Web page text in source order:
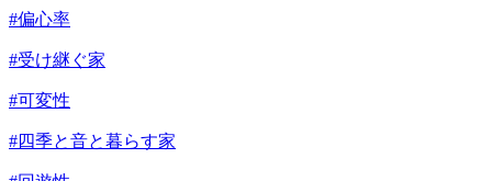
#偏心率
#受け継ぐ家
#可変性
#四季と音と暮らす家